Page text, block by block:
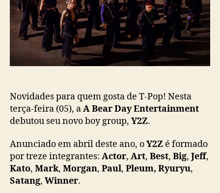
s
ç
Y
2
d
e
b
a
c
“
H
e
a
Novidades para quem gosta de T-Pop! Nesta
terça-feira (05), aA Bear Day Entertainment
debutou seu novo boy group, Y2Z.
Anunciado em abril deste ano, oY2Z é formado
por treze integrantes: Actor, Art, Best, Big, Jeff,
Kato, Mark, Morgan, Paul, Pleum, Ryuryu,
Satang, Winner.